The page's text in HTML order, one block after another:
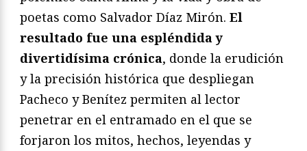
poetas como Salvador Díaz Mirón. El
resultado fue una espléndida y
divertidísima crónica, donde la erudición
y la precisión histórica que despliegan
Pacheco y Benítez permiten al lector
penetrar en el entramado en el que se
forjaron los mitos, hechos, leyendas y